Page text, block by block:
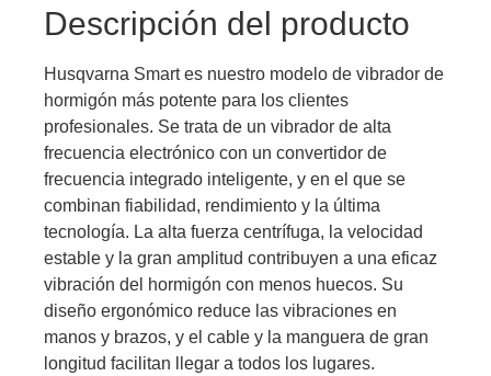
Descripción del producto
Husqvarna Smart es nuestro modelo de vibrador de
hormigón más potente para los clientes
profesionales. Se trata de un vibrador de alta
frecuencia electrónico con un convertidor de
frecuencia integrado inteligente, y en el que se
combinan fiabilidad, rendimiento y la última
tecnología. La alta fuerza centrífuga, la velocidad
estable y la gran amplitud contribuyen a una eficaz
vibración del hormigón con menos huecos. Su
diseño ergonómico reduce las vibraciones en
manos y brazos, y el cable y la manguera de gran
longitud facilitan llegar a todos los lugares.